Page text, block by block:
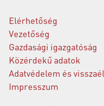
Elérhetőség
Vezetőség
Gazdasági igazgatóság
Közérdekű adatok
Adatvédelem és
Impresszum